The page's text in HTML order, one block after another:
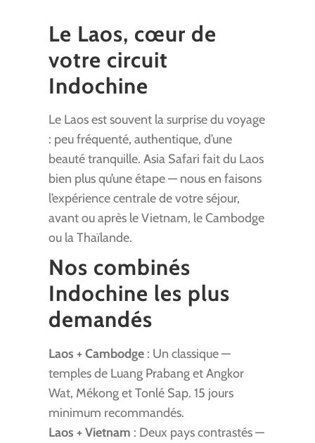
Le Laos, cœur de
votre circuit
Indochine
Le Laos est souvent la surprise du voyage
: peu fréquenté, authentique, d’une
beauté tranquille. Asia Safari fait du Laos
bien plus qu’une étape — nous en faisons
l’expérience centrale de votre séjour,
avant ou après le Vietnam, le Cambodge
ou la Thaïlande.
Nos combinés
Indochine les plus
demandés
Laos + Cambodge: Un classique —
temples de Luang Prabang et Angkor
Wat, Mékong et Tonlé Sap. 15 jours
minimum recommandés.
Laos + Vietnam : Deux pays contrastés —